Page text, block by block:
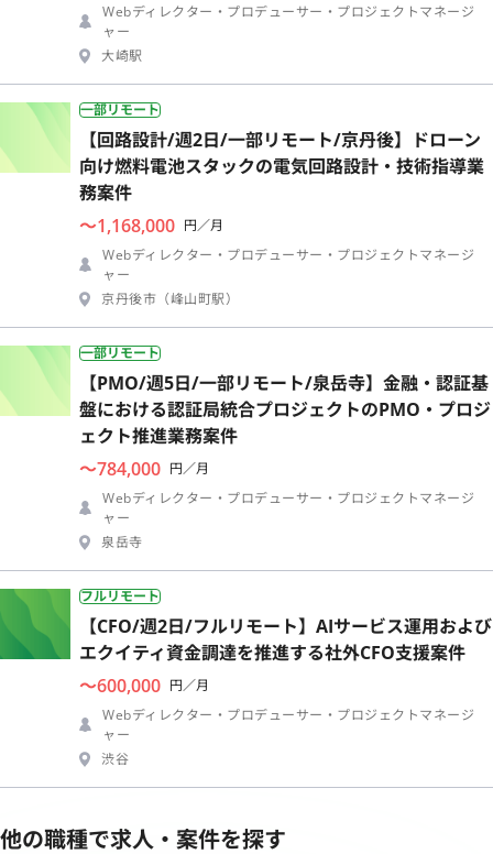
Webディレクター・プロデューサー・プロジェクトマネージ
ャー
大崎駅
一部リモート
【回路設計/週2日/一部リモート/京丹後】ドローン
向け燃料電池スタックの電気回路設計・技術指導業
務案件
〜1,168,000 円／月
Webディレクター・プロデューサー・プロジェクトマネージ
ャー
京丹後市（峰山町駅）
一部リモート
【PMO/週5日/一部リモート/泉岳寺】金融・認証基
盤における認証局統合プロジェクトのPMO・プロジ
ェクト推進業務案件
〜784,000 円／月
Webディレクター・プロデューサー・プロジェクトマネージ
ャー
泉岳寺
フルリモート
【CFO/週2日/フルリモート】AIサービス運用および
エクイティ資金調達を推進する社外CFO支援案件
〜600,000 円／月
Webディレクター・プロデューサー・プロジェクトマネージ
ャー
渋谷
他の職種で求人・案件を探す